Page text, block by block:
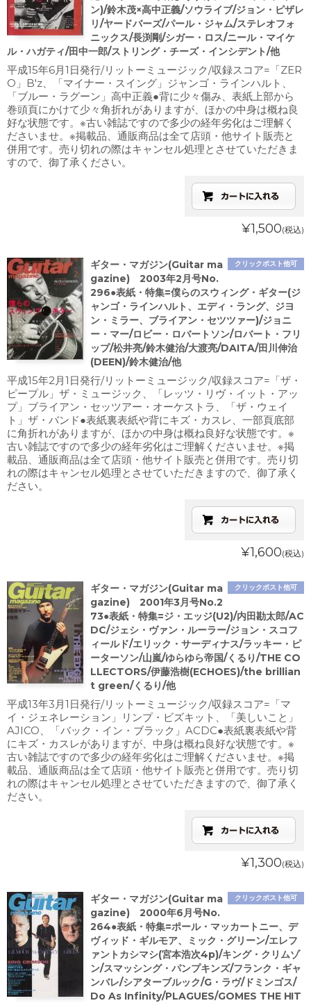
ン)/鈴木茂×高中正義/ソウライブ/ジョン・ピザレ
リ/ヤードバーズ/パール・ジャム/ステレオフォ
ニックス/長渕剛/シガー・ロス/ニール・マイケ
ル・ハガティ/田中一郎/ストリング・チーズ・インシデント/他
平成15年6月1日発行/リットーミュージック/収録スコア=「ZER
O」B'z、「マイナー・スイング」ジャンゴ・ラインハルト、
「ブルー・ラグーン」高中正義●背に少々傷み、表紙上部から
巻頭頁にかけて少々角折れがありますが、ほかの中身は概ね良
好な状態です。※古い雑誌ですので多少の経年劣化はご理解く
ださいませ。※掲載品、通販商品は全て店頭・他サイト販売と
併用です。売り切れの際はキャンセル処理とさせていただきま
すので、御了承ください。
¥1,500(税込)
クリックポスト他可
ギター・マガジン(Guitar ma
gazine) 2003年2月号No.
296●表紙・特集=僕らのスウィング・ギター(ジ
ャンゴ・ラインハルト、エディ・ラング、ジヨ
ン・ミラー、ブライアン・セツツァー)/ジョニ
ー・マー/ロビー・ロバートソン/ロバート・フリ
ップ/松井亮/鈴木健治/大渡亮/DAITA/田川伸治
(DEEN)/鈴木健治/他
平成15年2月1日発行/リットーミュージック/収録スコア=「ザ・
ピープル」ザ・ミュージック、「レッツ・リヴ・イット・アッ
プ」ブライアン・セッツアー・オーケストラ、「ザ・ウェイ
ト」ザ・バンド●表紙裏表紙や背にキズ・カスレ、一部頁底部
に角折れがありますが、ほかの中身は概ね良好な状態です。※
古い雑誌ですので多少の経年劣化はご理解くださいませ。※掲
載品、通販商品は全て店頭・他サイト販売と併用です。売り切
れの際はキャンセル処理とさせていただきますので、御了承く
ださい。
¥1,600(税込)
クリックポスト他可
ギター・マガジン(Guitar ma
gazine) 2001年3月号No.2
73●表紙・特集=ジ・エッジ(U2)/内田勘太郎/AC
DC/ジェシ・ヴァン・ルーラー/ジョン・スコフ
ィールド/エリック・サーディナス/ラッキー・ピ
ーターソン/山嵐/ゆらゆら帝国/くるり/THE CO
LLECTORS/伊藤浩樹(ECHOES)/the brillian
t green/くるり/他
平成13年3月1日発行/リットーミュージック/収録スコア=「マ
イ・ジェネレーション」リンプ・ビズキット、「美しいこと」
AJICO、「バック・イン・ブラック」ACDC●表紙裏表紙や背
にキズ・カスレがありますが、中身は概ね良好な状態です。※
古い雑誌ですので多少の経年劣化はご理解くださいませ。※掲
載品、通販商品は全て店頭・他サイト販売と併用です。売り切
れの際はキャンセル処理とさせていただきますので、御了承く
ださい。
¥1,300(税込)
クリックポスト他可
ギター・マガジン(Guitar ma
gazine) 2000年6月号No.
264●表紙・特集=ポール・マッカートニー、デ
ヴィッド・ギルモア、ミック・グリーン/エレフ
ァントカシマシ(宮本浩次4p)/キング・クリムゾ
ン/スマッシング・パンプキンズ/フランク・ギャ
ンバレ/シアターブルック/G・ラヴ/ドミンゴス/
Do As Infinity/PLAGUES/GOMES THE HIT